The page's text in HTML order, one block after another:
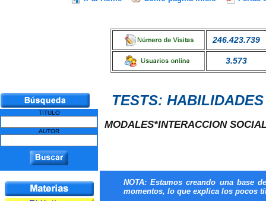
246.423.739
3.573
TITULO
AUTOR
TESTS:
MODALES*INTERACCION
NOTA: Estamos creando una base
momentos, lo que explica los pocos